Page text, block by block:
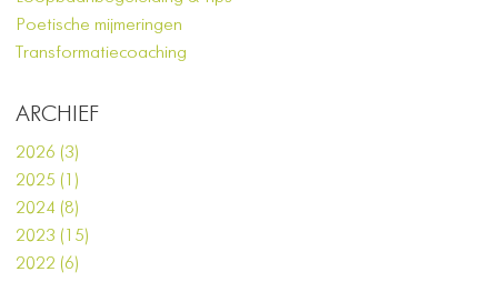
Poetische mijmeringen
Transformatiecoaching
ARCHIEF
2026 (3)
2025 (1)
2024 (8)
2023 (15)
2022 (6)